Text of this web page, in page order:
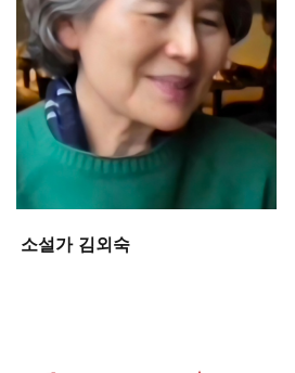
소설가 김외숙